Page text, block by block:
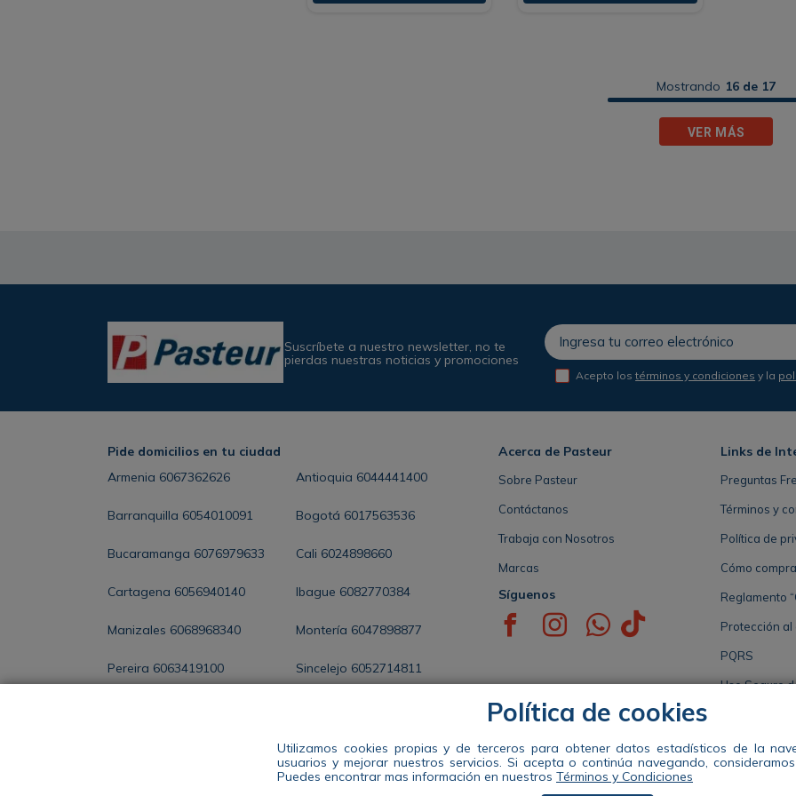
Política de cookies
Utilizamos cookies propias y de terceros para obtener datos estadísticos de la
usuarios y mejorar nuestros servicios. Si acepta o continúa navegando,
Puedes encontrar mas información en nuestros Términos y Condiciones
Mostrando 16 de 17
VER MÁS
Suscríbete a nuestro newsletter, no te
pierdas nuestras noticias y promociones
Acepto lostérminos y condiciones y la
Pide domicilios en tu ciudad
Armenia 6067362626 Antioquia 6044441400
Barranquilla 6054010091 Bogotá 6017563536
Bucaramanga 6076979633 Cali 6024898660
Cartagena 6056940140 Ibague 6082770384
Manizales 6068968340 Montería 6047898877
Pereira 6063419100 Sincelejo 6052714811
Acerca de Pasteur
Sobre Pasteur
Contáctanos
Trabaja con Nosotros
Marcas
Síguenos
Links de
Preguntas
Términos y
Política de
Cómo
Reglamento
Protección al
PQRS
Uso Seguro
Distribuidora Pasteur S.A. Nit 890941663-1 Dir: Calle 49 #57-35 tel: